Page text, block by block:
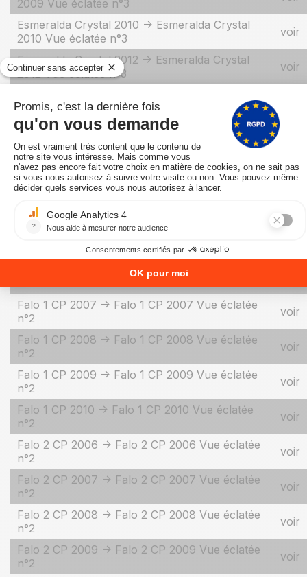
2009 Vue éclatée n°3
Esmeralda Crystal 2010 -> Esmeralda Crystal
2010 Vue éclatée n°3
voir
Esmeralda Crystal 2012 -> Esmeralda Crystal
2012 Vue éclatée n°3
voir
éclatée n°2
Falo 1 XLP 2007 -> Falo 1 XLP 2007 Vue
éclatée n°2
Falo 1 XLP 2008 -> Falo 1 XLP 2008 Vue
éclatée n°2
voir
éclatée n°2
Falo 1 XLP 2010 -> Falo 1 XLP 2010 Vue éclatée
Falo 1 CP 2006 -> Falo 1 CP 2006 Vue éclatée
Falo 1 CP 2007 -> Falo 1 CP 2007 Vue éclatée
n°2
voir
Falo 1 CP 2008 -> Falo 1 CP 2008 Vue éclatée
n°2
voir
Falo 1 CP 2009 -> Falo 1 CP 2009 Vue éclatée
n°2
voir
Falo 1 CP 2010 -> Falo 1 CP 2010 Vue éclatée
n°2
voir
Falo 2 CP 2006 -> Falo 2 CP 2006 Vue éclatée
n°2
voir
Falo 2 CP 2007 -> Falo 2 CP 2007 Vue éclatée
n°2
voir
Falo 2 CP 2008 -> Falo 2 CP 2008 Vue éclatée
n°2
voir
Falo 2 CP 2009 -> Falo 2 CP 2009 Vue éclatée
n°2
voir